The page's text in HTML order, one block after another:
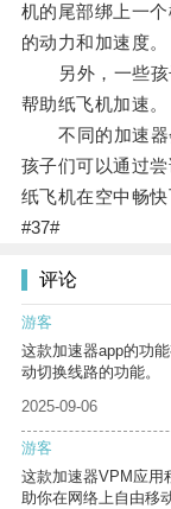
机的尾部绑上一
的动力和加速度。
另外，一些孩
帮助纸飞机加速。
不同的加速器
孩子们可以通过
纸飞机在空中畅快
#37#
评论
游客
这款加速器app的功
动切换线路的功能。
2025-09-06
游客
这款加速器VPM应用
助你在网络上自由移动